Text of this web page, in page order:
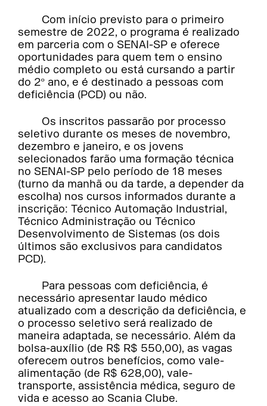
Com início previsto para o primeiro
semestre de 2022, o programa é realizado
em parceria com o SENAI-SP e oferece
oportunidades para quem tem o ensino
médio completo ou está cursando a partir
do 2º ano, e é destinado a pessoas com
deficiência (PCD) ou não.
Os inscritos passarão por processo
seletivo durante os meses de novembro,
dezembro e janeiro, e os jovens
selecionados farão uma formação técnica
no SENAI-SP pelo período de 18 meses
(turno da manhã ou da tarde, a depender da
escolha) nos cursos informados durante a
inscrição: Técnico Automação Industrial,
Técnico Administração ou Técnico
Desenvolvimento de Sistemas (os dois
últimos são exclusivos para candidatos
PCD).
Para pessoas com deficiência, é
necessário apresentar laudo médico
atualizado com a descrição da deficiência, e
o processo seletivo será realizado de
maneira adaptada, se necessário. Além da
bolsa-auxílio (de R$ R$ 550,00), as vagas
oferecem outros benefícios, como vale-
alimentação (de R$ 628,00), vale-
transporte, assistência médica, seguro de
vida e acesso ao Scania Clube.